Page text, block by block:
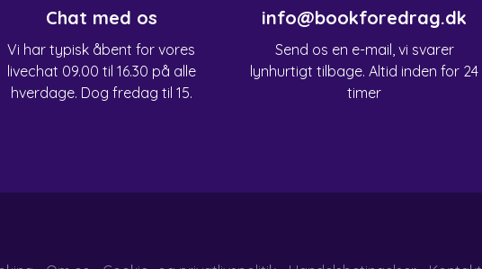
Chat med os
Vi har typisk åbent for vores
livechat 09.00 til 16.30 på alle
hverdage. Dog fredag til 15.
info@bookforedrag.dk
Send os en e-mail, vi svarer
lynhurtigt tilbage. Altid inden for 24
timer